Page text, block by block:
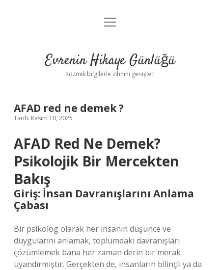
Anasayfa
Yasal Uyarı
menüyü
Evrenin Hikaye Günlüğü
Kozmik bilgilerle zihnini genişlet!
AFAD red ne demek ?
Tarih: Kasım 10, 2025
AFAD Red Ne Demek?
Psikolojik Bir Mercekten
Bakış
Giriş: İnsan Davranışlarını Anlama
Çabası
Bir psikolog olarak her insanın düşünce ve
duygularını anlamak, toplumdaki davranışları
çözümlemek bana her zaman derin bir merak
uyandırmıştır. Gerçekten de, insanların bilinçli ya da